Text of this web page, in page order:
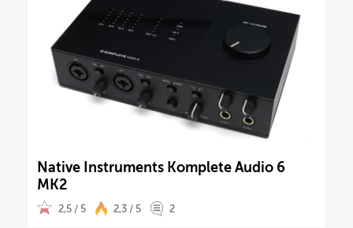
Native Instruments Komplete Audio 6
MK2
2,5 / 5 2,3 / 5 2